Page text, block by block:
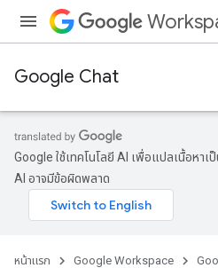
Google Chat
Google ใช้เทคโนโลยี AI เพื่อแปลเนื้อหา
AI อาจมีข้อผิดพลาด
หน้าแรก Google Workspace